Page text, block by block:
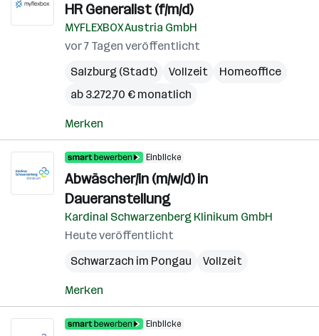
HR Generalist (f/m/d)
MYFLEXBOX Austria GmbH
vor 7 Tagen veröffentlicht
Salzburg (Stadt)
Vollzeit
Homeoffice
ab 3.272,70 € monatlich
Merken
Einblicke
Abwäscher/in (m/w/d) in
Daueranstellung
Kardinal Schwarzenberg Klinikum GmbH
Heute veröffentlicht
Schwarzach im Pongau
Vollzeit
Merken
Einblicke